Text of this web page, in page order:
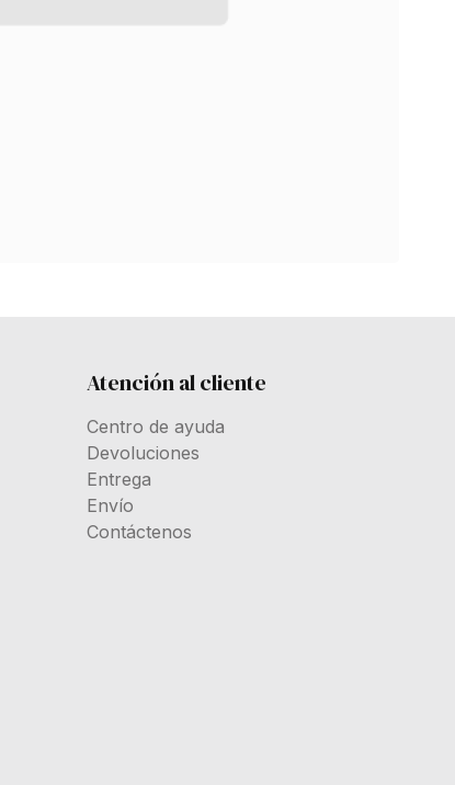
Atención al cliente
Centro de ayuda
Devoluciones
Entrega
Envío
Contáctenos